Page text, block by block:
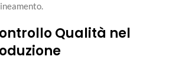
Qualità nel